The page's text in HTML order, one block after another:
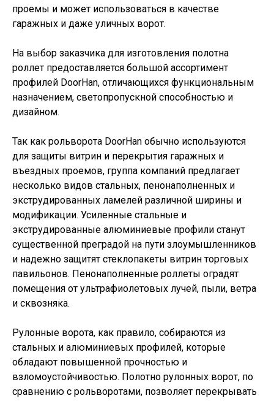
проемы и может использоваться в качестве
гаражных и даже уличных ворот.
На выбор заказчика для изготовления полотна
роллет предоставляется большой ассортимент
профилей DoorHan, отличающихся функциональным
назначением, светопропускной способностью и
дизайном.
Так как рольворота DoorHan обычно используются
для защиты витрин и перекрытия гаражных и
въездных проемов, группа компаний предлагает
несколько видов стальных, пенонаполненных и
экструдированных ламелей различной ширины и
модификации. Усиленные стальные и
экструдированные алюминиевые профили станут
существенной преградой на пути злоумышленников
и надежно защитят стеклопакеты витрин торговых
павильонов. Пенонаполненные роллеты оградят
помещения от ультрафиолетовых лучей, пыли, ветра
и сквозняка.
Рулонные ворота, как правило, собираются из
стальных и алюминиевых профилей, которые
обладают повышенной прочностью и
взломоустойчивостью. Полотно рулонных ворот, по
сравнению с рольворотами, позволяет перекрывать